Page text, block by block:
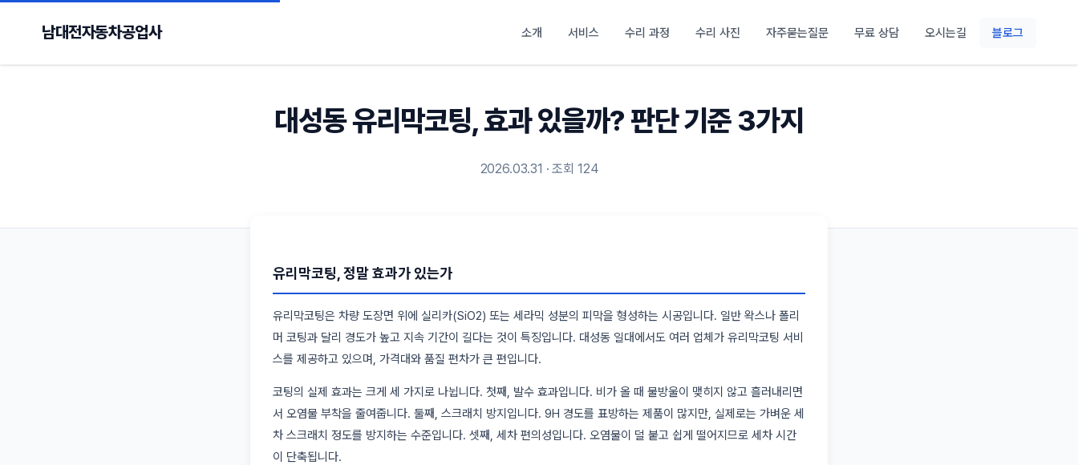
남대전자동차공업사 소개 서비스 수리 과정 수리 사진 자주묻는질문 무료 상담 오시는길 블로그
대성동 유리막코팅, 효과 있을까? 판단 기준 3가지
2026.03.31 · 조회 124
유리막코팅, 정말 효과가 있는가
유리막코팅은 차량 도장면 위에 실리카(SiO2) 또는 세라믹 성분의 피막을 형성하는 시공입니다. 일반 왁스나 폴리
머 코팅과 달리 경도가 높고 지속 기간이 길다는 것이 특징입니다. 대성동 일대에서도 여러 업체가 유리막코팅 서비
스를 제공하고 있으며, 가격대와 품질 편차가 큰 편입니다.
코팅의 실제 효과는 크게 세 가지로 나뉩니다. 첫째, 발수 효과입니다. 비가 올 때 물방울이 맺히지 않고 흘러내리면
서 오염물 부착을 줄여줍니다. 둘째, 스크래치 방지입니다. 9H 경도를 표방하는 제품이 많지만, 실제로는 가벼운 세
차 스크래치 정도를 방지하는 수준입니다. 셋째, 세차 편의성입니다. 오염물이 덜 붙고 쉽게 떨어지므로 세차 시간
이 단축됩니다.